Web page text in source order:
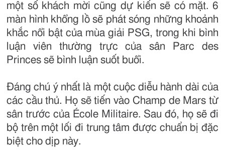
một số khách mời cũng dự kiến ​​sẽ có mặt. 6
màn hình khổng lồ sẽ phát sóng những khoảnh
khắc nổi bật của mùa giải PSG, trong khi bình
luận viên thường trực của sân Parc des
Princes sẽ bình luận suốt buổi.
Đáng chú ý nhất là một cuộc diễu hành dài của
các cầu thủ. Họ sẽ tiến vào Champ de Mars từ
sân trước của École Militaire. Sau đó, họ sẽ đi
bộ trên một lối đi trung tâm được chuẩn bị đặc
biệt cho dịp này.